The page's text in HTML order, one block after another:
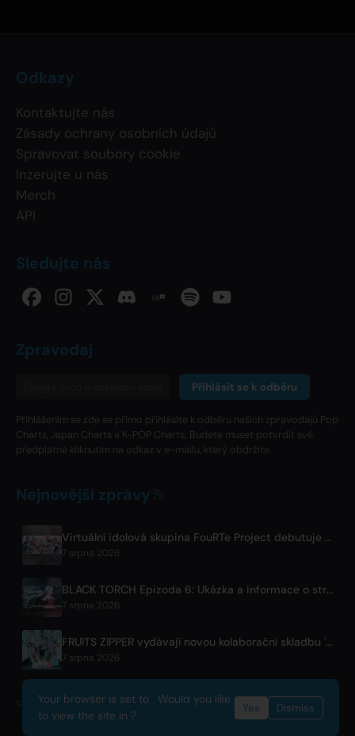
Odkazy
Kontaktujte nás
Zásady ochrany osobních údajů
Spravovat soubory cookie
Inzerujte u nás
Merch
API
Sledujte nás
Zpravodaj
Přihlásit se k odběru
Přihlášením se zde se přímo přihlásíte k odběru našich zpravodajů Pop
Charts, Japan Charts a K-POP Charts. Budete muset potvrdit své
předplatné kliknutím na odkaz v e-mailu, který obdržíte.
Nejnovější zprávy
Virtuální idolová skupina FouRTe Project debutuje albem 'ALL IN' pod produkcí m-flo's ☆Taku Takahashi
7 srpna 2026
BLACK TORCH Epizoda 6: Ukázka a informace o streamování
7 srpna 2026
FRUITS ZIPPER vydávají novou kolaborační skladbu '1,2,3,FOOOOUR'
7 srpna 2026
© 2026 OnlyHit. All rights reserved. - Metadata provided byACRCloud
Your browser is set to . Would you like
to view the site in ?
Yes Dismiss